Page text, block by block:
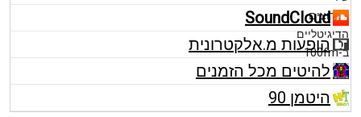
SoundCloud
הופעות מ.אלקטרונית
להיטים מכל הזמנים
היטמן 90